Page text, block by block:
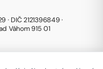
· DIČ 2121396849 ·
Váhom 915 01